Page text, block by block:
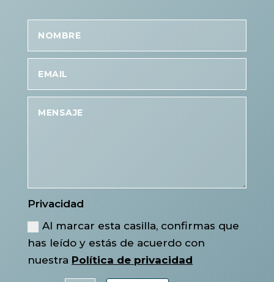
Privacidad
Al marcar esta casilla, confirmas que
has leído y estás de acuerdo con
nuestra Política de privacidad